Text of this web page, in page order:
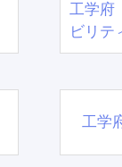
工学府
ビリテ
工学